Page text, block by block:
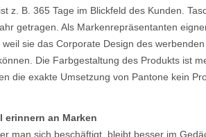
z. B. 365 Tage im Blickfeld des Kunden.
getragen. Als Markenrepräsentanten
sie das Corporate Design des
Die Farbgestaltung des Produkts ist
die exakte Umsetzung von Pantone kein
erinnern an Marken
man sich beschäftigt, bleibt besser im